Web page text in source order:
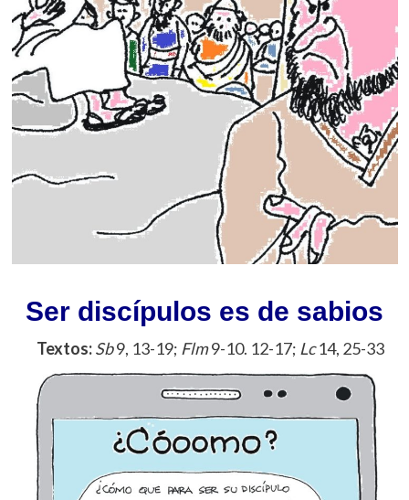
Ser discípulos es de sabios
Textos: Sb9, 13-19; Flm9-10. 12-17; Lc14, 25-33